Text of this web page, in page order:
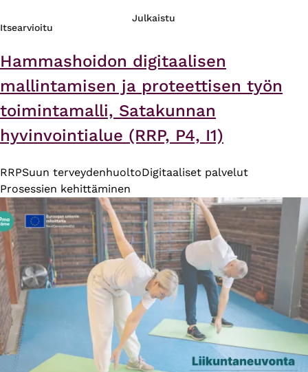
Julkaistu
Itsearvioitu
Hammashoidon digitaalisen
mallintamisen ja proteettisen työn
toimintamalli, Satakunnan
hyvinvointialue (RRP, P4, I1)
RRPSuun terveydenhuoltoDigitaaliset palvelut
Prosessien kehittäminen